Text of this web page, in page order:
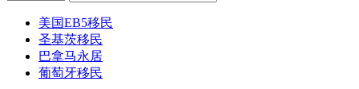
美国EB5移民
圣基茨移民
巴拿马永居
葡萄牙移民